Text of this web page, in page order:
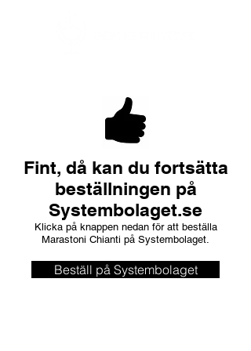
Fint, då kan du fortsätta
beställningen på
Systembolaget.se
Klicka på knappen nedan för att beställa
Marastoni Chianti på Systembolaget.
Beställ på Systembolaget